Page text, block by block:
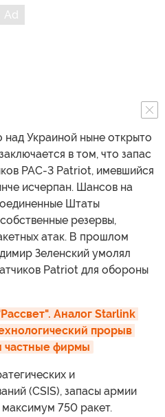
Украиной ныне открыто
в том, что запас
PAC-3 Patriot, имевшийся
исчерпан. Шансов на
Штаты
резервы,
атак. В прошлом
Зеленский умолял
Patriot для обороны
Аналог Starlink
прорыв
частные фирмы
и
(CSIS), запасы армии
750 ракет.